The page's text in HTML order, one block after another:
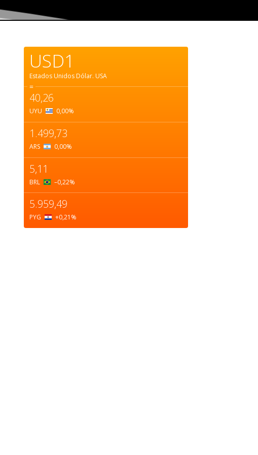
USD1
Estados Unidos Dólar. USA
=
40,26
UYU 0,00%
1.499,73
ARS 0,00%
5,11
BRL –0,22%
5.959,49
PYG +0,21 %